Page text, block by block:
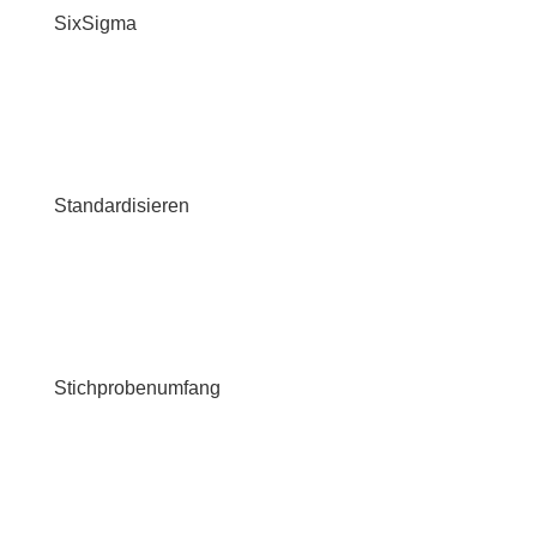
SixSigma
Standardisieren
Stichprobenumfang